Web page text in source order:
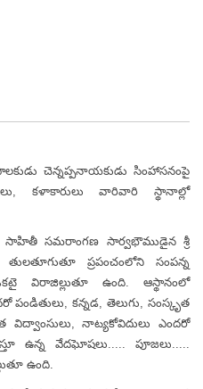
చెన్నప్పనాయకుడు సింహాసనంపై
కళాకారులు వారివారి స్థానాల్లో
సమరాంగణ సార్వభౌముడైన శ్రీ
ప్రపంచంలోని సంపన్న
విరాజిల్లుతూ ఉంది. ఆస్థానంలో
పండితులు, కన్నడ, తెలుగు, సంస్కృత
విద్వాంసులు, నాట్యకోవిదులు ఎందరో
ఉన్న వేదఘోషలు..... పూజలు.....
ఉంది.